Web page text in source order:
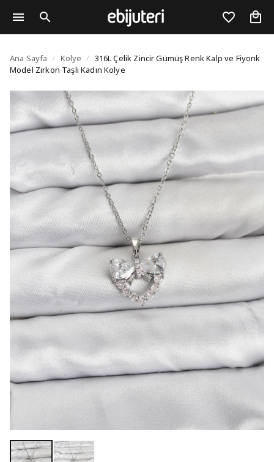
316L Çelik Zincir
Ana Sayfa / Kolye / 316L Çelik Zincir Gümüş Renk Kalp ve Fiyonk
Model Zirkon Taşlı Kadın Kolye